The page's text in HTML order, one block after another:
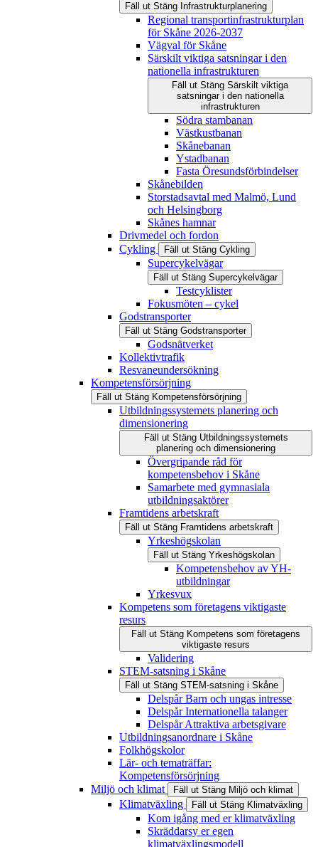
Fäll ut Stäng Infrastrukturplanering
Regional transportinfrastrukturplan
för Skåne 2026-2037
Vägval för Skåne
Särskilt viktiga satsningar i den
nationella infrastrukturen
Fäll ut Stäng Särskilt viktiga
satsningar i den nationella
infrastrukturen
Södra stambanan
Västkustbanan
Skånebanan
Ystadbanan
Fasta Öresundsförbindelser
Skånebilden
Storstadsavtal med Malmö, Lund
och Helsingborg
Skånes hamnar
Drivmedel och fordon
Cykling
Fäll ut Stäng Cykling
Supercykelvägar
Fäll ut Stäng Supercykelvägar
Testcyklister
Fokusmöten – cykel
Godstransporter
Fäll ut Stäng Godstransporter
Godsnätverket
Kollektivtrafik
Resvaneundersökning
Kompetensförsörjning
Fäll ut Stäng Kompetensförsörjning
Utbildningssystemets planering och
dimensionering
Fäll ut Stäng Utbildningssystemets
planering och dimensionering
Övergripande råd för
kompetensbehov i Skåne
Samarbete med gymnasiala
utbildningsaktörer
Framtidens arbetskraft
Fäll ut Stäng Framtidens arbetskraft
Yrkeshögskolan
Fäll ut Stäng Yrkeshögskolan
Kompetensbehov av YH-
utbildningar
Yrkesvux
Kompetens som företagens viktigaste
resurs
Fäll ut Stäng Kompetens som företagens
viktigaste resurs
Validering
STEM-satsning i Skåne
Fäll ut Stäng STEM-satsning i Skåne
Delspår Barn och ungas intresse
Delspår Internationella talanger
Delspår Attraktiva arbetsgivare
Utbildningsanordnare i Skåne
Folkhögskolor
Lär- och tematräffar:
Kompetensförsörjning
Miljö och klimat
Fäll ut Stäng Miljö och klimat
Klimatväxling Fäll ut Stäng Klimatväxling
Kom igång med er klimatväxling
Skräddarsy er egen
klimatväxlingsmodell